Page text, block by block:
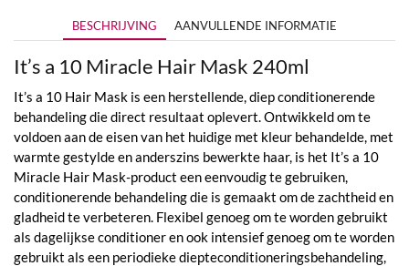
BESCHRIJVING AANVULLENDE INFORMATIE
It’s a 10 Miracle Hair Mask 240ml
It’s a 10 Hair Mask is een herstellende, diep conditionerende
behandeling die direct resultaat oplevert. Ontwikkeld om te
voldoen aan de eisen van het huidige met kleur behandelde, met
warmte gestylde en anderszins bewerkte haar, is het It’s a 10
Miracle Hair Mask-product een eenvoudig te gebruiken,
conditionerende behandeling die is gemaakt om de zachtheid en
gladheid te verbeteren. Flexibel genoeg om te worden gebruikt
als dagelijkse conditioner en ook intensief genoeg om te worden
gebruikt als een periodieke diepteconditioneringsbehandeling,